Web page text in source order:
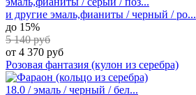
и другие эмаль,фианиты / черный / ро...
до 15%
5 140 руб
от 4 370 руб
Розовая фантазия (кулон из серебра)
18.0 / эмаль / черный / бел...